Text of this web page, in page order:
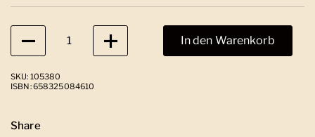
Anzahl
In den Warenkorb
SKU: 105380
ISBN: 658325084610
Share